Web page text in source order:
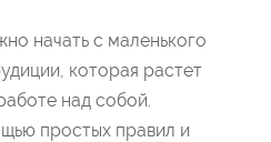
начать с маленького
которая растет
над собой.
простых правил и